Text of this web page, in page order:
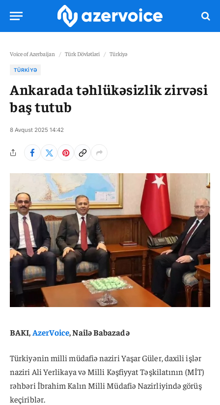
Voice of Azerbaijan / Türk Dövlətləri / Türkiyə
TÜRKIYƏ
Ankarada təhlükəsizlik zirvəsi
baş tutub
8 Avqust 2025 14:42
BAKI,AzerVoice, Nailə Babazadə
Türkiyənin milli müdafiə naziri Yaşar Güler, daxili işlər
naziri Ali Yerlikaya və Milli Kəşfiyyat Təşkilatının (MİT)
rəhbəri İbrahim Kalın Milli Müdafiə Nazirliyində görüş
keçiriblər.